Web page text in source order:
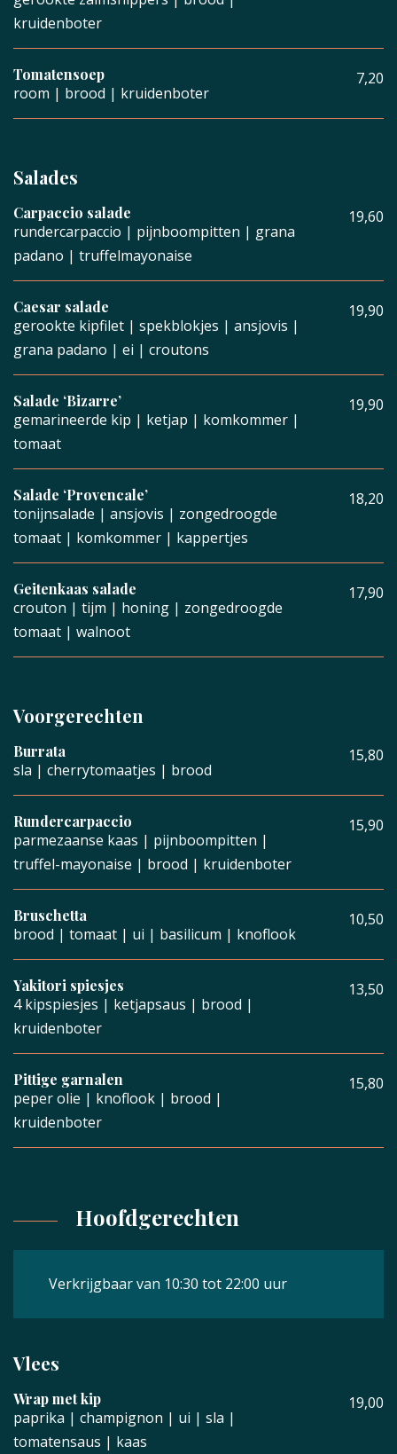
kruidenboter
Tomatensoep 7,20
room | brood | kruidenboter
Salades
Carpaccio salade 19,60
rundercarpaccio | pijnboompitten | grana
padano | truffelmayonaise
Caesar salade 19,90
gerookte kipfilet | spekblokjes | ansjovis |
grana padano | ei | croutons
Salade ‘Bizarre’ 19,90
gemarineerde kip | ketjap | komkommer |
tomaat
Salade ‘Provencale’ 18,20
tonijnsalade | ansjovis | zongedroogde
tomaat | komkommer | kappertjes
Geitenkaas salade 17,90
crouton | tijm | honing | zongedroogde
tomaat | walnoot
Voorgerechten
Burrata 15,80
sla | cherrytomaatjes | brood
Rundercarpaccio 15,90
parmezaanse kaas | pijnboompitten |
truffel-mayonaise | brood | kruidenboter
Bruschetta 10,50
brood | tomaat | ui | basilicum | knoflook
Yakitori spiesjes 13,50
4 kipspiesjes | ketjapsaus | brood |
kruidenboter
Pittige garnalen 15,80
peper olie | knoflook | brood |
kruidenboter
Hoofdgerechten
Verkrijgbaar van 10:30 tot 22:00 uur
Vlees
Wrap met kip 19,00
paprika | champignon | ui | sla |
tomatensaus | kaas